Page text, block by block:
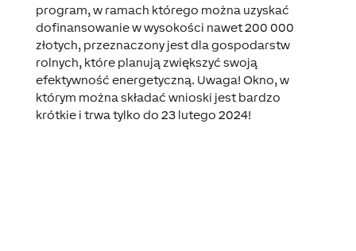
program, w ramach którego można uzyskać
dofinansowanie w wysokości nawet 200 000
złotych, przeznaczony jest dla gospodarstw
rolnych, które planują zwiększyć swoją
efektywność energetyczną. Uwaga! Okno, w
którym można składać wnioski jest bardzo
krótkie i trwa tylko do 23 lutego 2024!